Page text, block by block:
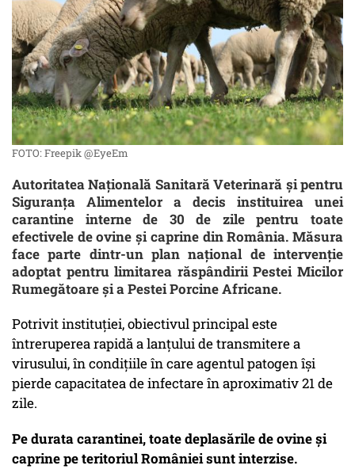
FOTO: Freepik @EyeEm
Autoritatea Națională Sanitară Veterinară și pentru
Siguranța Alimentelor a decis instituirea unei
carantine interne de 30 de zile pentru toate
efectivele de ovine și caprine din România. Măsura
face parte dintr-un plan național de intervenție
adoptat pentru limitarea răspândirii Pestei Micilor
Rumegătoare și a Pestei Porcine Africane.
Potrivit instituției, obiectivul principal este
întreruperea rapidă a lanțului de transmitere a
virusului, în condițiile în care agentul patogen își
pierde capacitatea de infectare în aproximativ 21 de
zile.
Pe durata carantinei, toate deplasările de ovine și
caprine pe teritoriul României sunt interzise.